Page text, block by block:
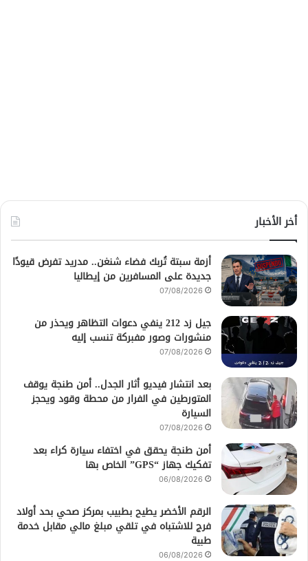
أخر الأخبار
أزمة سبتة تُربك فضاء شنغن.. مدريد تفرض قيودًا
جديدة على المسافرين من إيطاليا
07/08/2026
جيل زد 212 ينفي دعوات التظاهر ويحذر من
منشورات وصور مفبركة تنسب إليه
07/08/2026
بعد انتشار فيديو أثار الجدل.. أمن طنجة يوقف
المتورطين في الفرار من محطة وقود ويحجز
السيارة
07/08/2026
أمن طنجة يحقق في اختفاء سيارة كراء بعد
تفكيك جهاز “GPS” الخاص بها
06/08/2026
الرقم الأخضر يطيح بطبيب بمركز صحي بحد أولاد
فرج للاشتباه في تلقي مبلغ مالي مقابل خدمة
طبية
06/08/2026